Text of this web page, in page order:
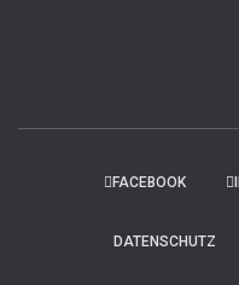
FACEBOOK
DATENSCHUTZ